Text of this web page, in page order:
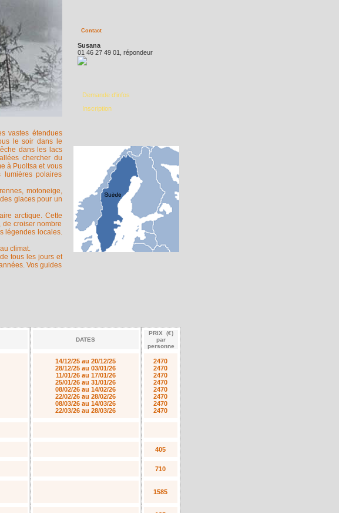
vastes étendues
le soir dans le
dans les lacs
chercher du
à Puoltsa et vous
polaires
motoneige,
glaces pour un
arctique. Cette
croiser nombre
légendes locales.
climat.
tous les jours et
Vos guides
Contact
Susana
01 46 27 49 01, répondeur
Demande d'infos
Inscription
DATES
PRIX (€)
par
personne
14/12/25 au 20/12/25
28/12/25 au 03/01/26
11/01/26 au 17/01/26
25/01/26 au 31/01/26
08/02/26 au 14/02/26
22/02/26 au 28/02/26
08/03/26 au 14/03/26
22/03/26 au 28/03/26
2470
2470
2470
2470
2470
2470
2470
2470
405
710
1585